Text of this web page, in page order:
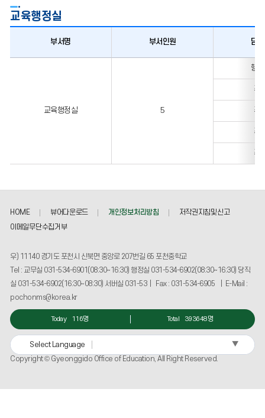
교육행정실
부서명 부서인원 담
교육행정실 5
행
주
주
주
주
HOME 뷰어다운로드 개인정보처리방침
저작권지침및신고
이메일무단수집거부
우) 11140 경기도 포천시 신북면 중앙로 207번길 65 포천중학교
Tel : 교무실 031-534-6901(08:30~16:30) 행정실 031-534-6902(08:30~16:30) 당직
실 031-534-6902(16:30~08:30) 서버실 031-53 | Fax : 031-534-6905 | E-Mail :
pochonms@korea.kr
Today 116명 Total 393648명
Select Language
▼
Copyright © Gyeonggido Office of Education, All Right Reserved.